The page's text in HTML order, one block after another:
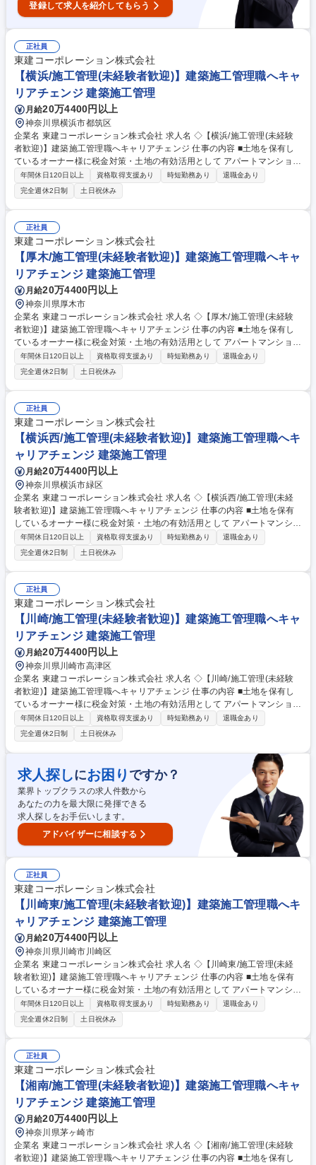
登録して求人を紹介してもらう
正社員
東建コーポレーション株式会社
【横浜/施工管理(未経験者歓迎)】建築施工管理職へキャ
リアチェンジ 建築施工管理
月給20万4400円以上
神奈川県横浜市都筑区
企業名 東建コーポレーション株式会社 求人名 ◇【横浜/施工管理(未経験
者歓迎)】建築施工管理職へキャリアチェンジ 仕事の内容 ■土地を保有し
ているオーナー様に税金対策・土地の有効活用として アパートマンション
の提案を行う当社。自社物件の賃貸マンション/ アパート/貸店舗等におけ
る施工管理業務全般をお任せします。 ※未経験歓迎 【業務】■賃貸建物
（木造2×4、RCマンション）の建築工事において、元請けの立場として安
全・品質・工程等の現場管理を巡回管理にて実施していただきます（他社
JVは一切ありません）※一部物件により一現場常駐となります■ご経験・
スキルに応じて最適な建設プラン(配置計画)の作成業務および建設費用の
積算業務をご担当いただくこともあります■日々の業務でiPadを使用し施
工管理を支援する同社独自のシステムがあります 募集職種 ◇【横浜/施工
管理(未経験者歓迎)】建築施工管理職へキャリアチェンジ
年間休日120日以上 資格取得支援あり 時短勤務あり
退職金あり
完全週休2日制
土日祝休み
正社員
東建コーポレーション株式会社
【厚木/施工管理(未経験者歓迎)】建築施工管理職へキャ
リアチェンジ 建築施工管理
月給20万4400円以上
神奈川県厚木市
企業名 東建コーポレーション株式会社 求人名 ◇【厚木/施工管理(未経験
者歓迎)】建築施工管理職へキャリアチェンジ 仕事の内容 ■土地を保有し
ているオーナー様に税金対策・土地の有効活用として アパートマンション
の提案を行う当社。自社物件の賃貸マンション/ アパート/貸店舗等におけ
る施工管理業務全般をお任せします。 ※未経験歓迎 【業務】■賃貸建物
（木造2×4、RCマンション）の建築工事において、元請けの立場として安
全・品質・工程等の現場管理を巡回管理にて実施していただきます（他社
JVは一切ありません）※一部物件により一現場常駐となります■ご経験・
スキルに応じて最適な建設プラン(配置計画)の作成業務および建設費用の
積算業務をご担当いただくこともあります■日々の業務でiPadを使用し施
工管理を支援する同社独自のシステムがあります 募集職種 ◇【厚木/施工
管理(未経験者歓迎)】建築施工管理職へキャリアチェンジ
年間休日120日以上 資格取得支援あり 時短勤務あり
退職金あり
完全週休2日制
土日祝休み
正社員
東建コーポレーション株式会社
【横浜西/施工管理(未経験者歓迎)】建築施工管理職へキ
ャリアチェンジ 建築施工管理
月給20万4400円以上
神奈川県横浜市緑区
企業名 東建コーポレーション株式会社 求人名 ◇【横浜西/施工管理(未経
験者歓迎)】建築施工管理職へキャリアチェンジ 仕事の内容 ■土地を保有
しているオーナー様に税金対策・土地の有効活用として アパートマンショ
ンの提案を行う当社。自社物件の賃貸マンション/ アパート/貸店舗等にお
ける施工管理業務全般をお任せします。 ※未経験歓迎 【業務】■賃貸建物
（木造2×4、RCマンション）の建築工事において、元請けの立場として安
全・品質・工程等の現場管理を巡回管理にて実施していただきます（他社
JVは一切ありません）※一部物件により一現場常駐となります■ご経験・
スキルに応じて最適な建設プラン(配置計画)の作成業務および建設費用の
積算業務をご担当いただくこともあります■日々の業務でiPadを使用し施
工管理を支援する同社独自のシステムがあります 募集職種 ◇【横浜西/施
工管理(未経験者歓迎)】建築施工管理職へキャリアチェンジ
年間休日120日以上 資格取得支援あり 時短勤務あり
退職金あり
完全週休2日制
土日祝休み
正社員
東建コーポレーション株式会社
【川崎/施工管理(未経験者歓迎)】建築施工管理職へキャ
リアチェンジ 建築施工管理
月給20万4400円以上
神奈川県川崎市高津区
企業名 東建コーポレーション株式会社 求人名 ◇【川崎/施工管理(未経験
者歓迎)】建築施工管理職へキャリアチェンジ 仕事の内容 ■土地を保有し
ているオーナー様に税金対策・土地の有効活用として アパートマンション
の提案を行う当社。自社物件の賃貸マンション/ アパート/貸店舗等におけ
る施工管理業務全般をお任せします。 ※未経験歓迎 【業務】■賃貸建物
（木造2×4、RCマンション）の建築工事において、元請けの立場として安
全・品質・工程等の現場管理を巡回管理にて実施していただきます（他社
JVは一切ありません）※一部物件により一現場常駐となります■ご経験・
スキルに応じて最適な建設プラン(配置計画)の作成業務および建設費用の
積算業務をご担当いただくこともあります■日々の業務でiPadを使用し施
工管理を支援する同社独自のシステムがあります 募集職種 ◇【川崎/施工
管理(未経験者歓迎)】建築施工管理職へキャリアチェンジ
年間休日120日以上 資格取得支援あり 時短勤務あり
退職金あり
完全週休2日制
土日祝休み
求人探しにお困り ですか？
業界トップクラスの求人件数から
あなたの力を最大限に発揮できる
求人探しをお手伝いします。
アドバイザーに相談する
正社員
東建コーポレーション株式会社
【川崎東/施工管理(未経験者歓迎)】建築施工管理職へキ
ャリアチェンジ 建築施工管理
月給20万4400円以上
神奈川県川崎市川崎区
企業名 東建コーポレーション株式会社 求人名 ◇【川崎東/施工管理(未経
験者歓迎)】建築施工管理職へキャリアチェンジ 仕事の内容 ■土地を保有
しているオーナー様に税金対策・土地の有効活用として アパートマンショ
ンの提案を行う当社。自社物件の賃貸マンション/ アパート/貸店舗等にお
ける施工管理業務全般をお任せします。 ※未経験歓迎 【業務】■賃貸建物
（木造2×4、RCマンション）の建築工事において、元請けの立場として安
全・品質・工程等の現場管理を巡回管理にて実施していただきます（他社
JVは一切ありません）※一部物件により一現場常駐となります■ご経験・
スキルに応じて最適な建設プラン(配置計画)の作成業務および建設費用の
積算業務をご担当いただくこともあります■日々の業務でiPadを使用し施
工管理を支援する同社独自のシステムがあります 募集職種 ◇【川崎東/施
工管理(未経験者歓迎)】建築施工管理職へキャリアチェンジ
年間休日120日以上 資格取得支援あり 時短勤務あり
退職金あり
完全週休2日制
土日祝休み
正社員
東建コーポレーション株式会社
【湘南/施工管理(未経験者歓迎)】建築施工管理職へキャ
リアチェンジ 建築施工管理
月給20万4400円以上
神奈川県茅ヶ崎市
企業名 東建コーポレーション株式会社 求人名 ◇【湘南/施工管理(未経験
者歓迎)】建築施工管理職へキャリアチェンジ 仕事の内容 ■土地を保有し